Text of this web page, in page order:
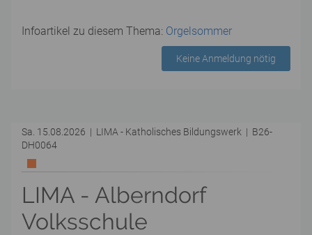
Infoartikel zu diesem Thema: Orgelsommer
Keine Anmeldung nötig
Sa. 15.08.2026 | LIMA - Katholisches Bildungswerk | B26-
DH0064
LIMA - Alberndorf
Volksschule